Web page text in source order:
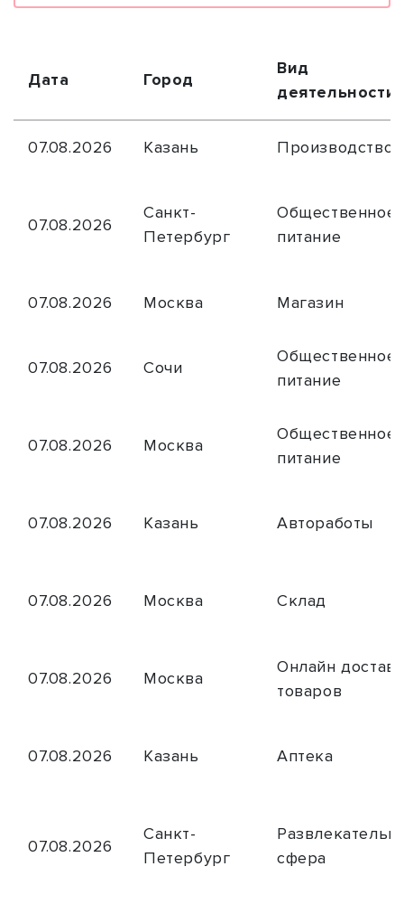
Дата Город
Вид
деятельности
07.08.2026 Казань Производство
07.08.2026
Санкт-
Петербург
Общественное
питание
07.08.2026 Москва Магазин
07.08.2026 Сочи
Общественное
питание
07.08.2026 Москва
Общественное
питание
07.08.2026 Казань Автоработы
07.08.2026 Москва Склад
07.08.2026 Москва
Онлайн
товаров
07.08.2026 Казань Аптека
07.08.2026
Санкт-
Петербург
сфера